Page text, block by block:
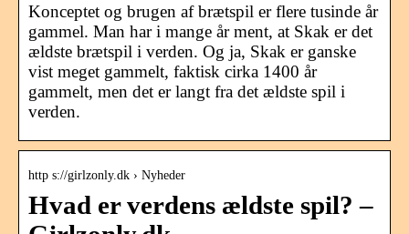
Konceptet og brugen af brætspil er flere tusinde år
gammel. Man har i mange år ment, at Skak er det
ældste brætspil i verden. Og ja, Skak er ganske
vist meget gammelt, faktisk cirka 1400 år
gammelt, men det er langt fra det ældste spil i
verden.
http s://girlzonly.dk › Nyheder
Hvad er verdens ældste spil? –